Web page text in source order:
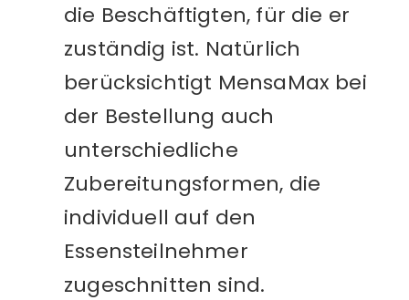
die Beschäftigten, für die er
zuständig ist. Natürlich
berücksichtigt MensaMax bei
der Bestellung auch
unterschiedliche
Zubereitungsformen, die
individuell auf den
Essensteilnehmer
zugeschnitten sind.